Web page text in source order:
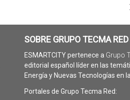
SOBRE GRUPO TECMA RED
ESMARTCITY pertenece a Grupo
editorial español líder en las
Energía y Nuevas Tecnologías en
Portales de Grupo Tecma Red: